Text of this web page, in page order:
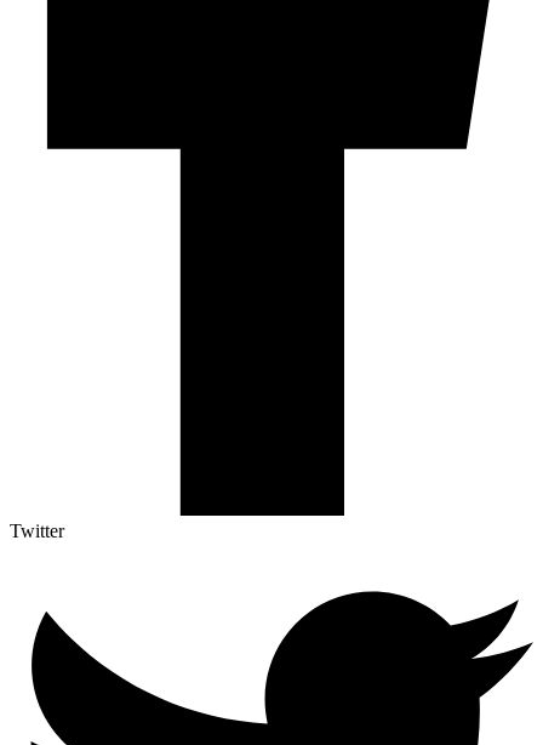
Twitter